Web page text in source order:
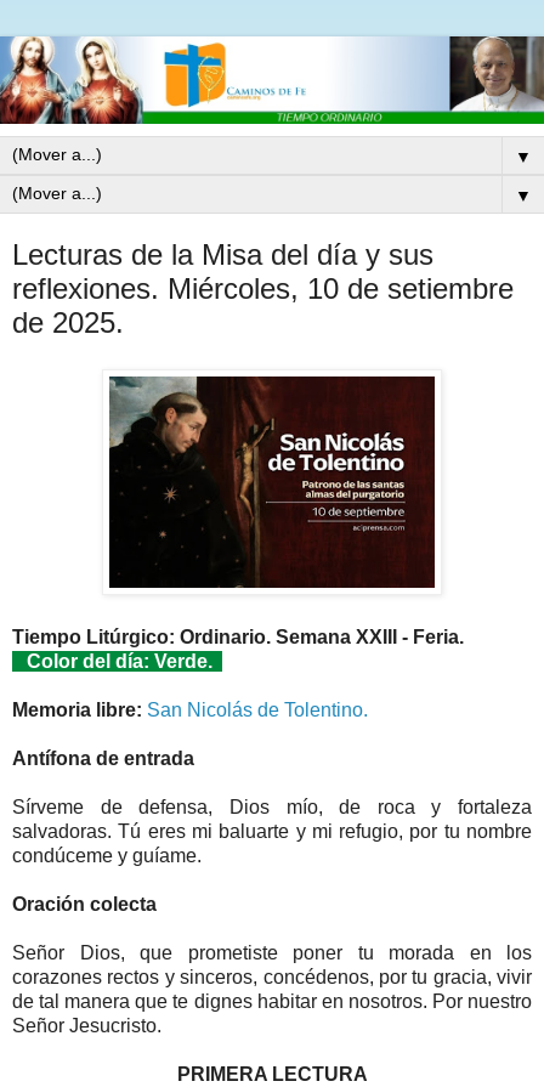
▼
▼
Lecturas de la Misa del día y sus
reflexiones. Miércoles, 10 de setiembre
de 2025.
Tiempo Litúrgico: Ordinario. Semana XXIII - Feria.
Color del día: Verde.
Memoria libre: San Nicolás de Tolentino.
Antífona de entrada
Sírveme de defensa, Dios mío, de roca y fortaleza
salvadoras. Tú eres mi baluarte y mi refugio, por tu nombre
condúceme y guíame.
Oración colecta
Señor Dios, que prometiste poner tu morada en los
corazones rectos y sinceros, concédenos, por tu gracia, vivir
de tal manera que te dignes habitar en nosotros. Por nuestro
Señor Jesucristo.
PRIMERA LECTURA